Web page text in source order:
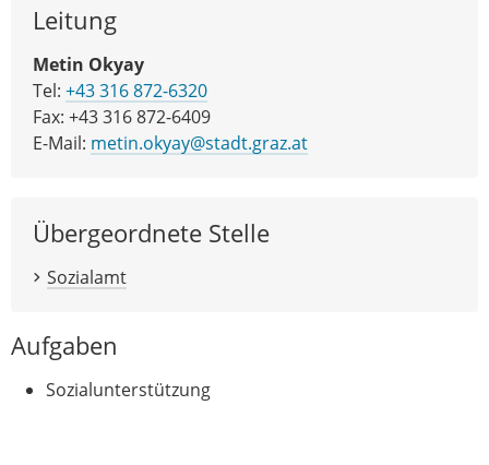
Leitung
Metin Okyay
Tel: +43 316 872-6320
Fax: +43 316 872-6409
E-Mail: metin.okyay@stadt.graz.at
Übergeordnete Stelle
Sozialamt
Aufgaben
Sozialunterstützung